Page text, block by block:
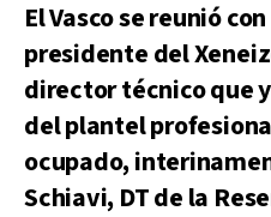
El Vasco se reunió
presidente del
director técnico que
del plantel
ocupado,
Schiavi, DT de la